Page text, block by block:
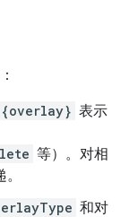
{overlay} 表示
等）。对相
和对